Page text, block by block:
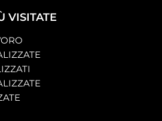
VISITATE